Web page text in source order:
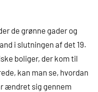
de grønne gader og
i slutningen af det 19.
boliger, der kom til
kan man se, hvordan
ændret sig gennem